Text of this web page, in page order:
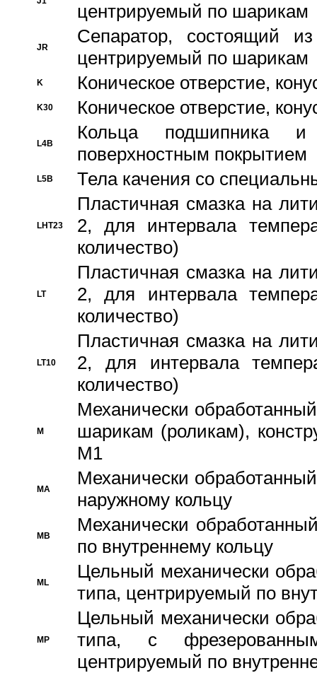
центрируемый по шарикам
JR
Сепаратор, состоящий
центрируемый по шарикам
K Коническое отверстие,
K30 Коническое отверстие,
L4B
Кольца подшипника
поверхностным покрытием
L5B Тела качения со
LHT23
Пластичная смазка на
2, для интервала
количество)
LT
Пластичная смазка на
2, для интервала
количество)
LT10
Пластичная смазка на
2, для интервала
количество)
M
Механически
шарикам (роликам),
M1
MA
Механически
наружному кольцу
MB
Механически
по внутреннему кольцу
ML
Цельный механически
типа, центрируемый по
MP
Цельный механически
типа, с
центрируемый по